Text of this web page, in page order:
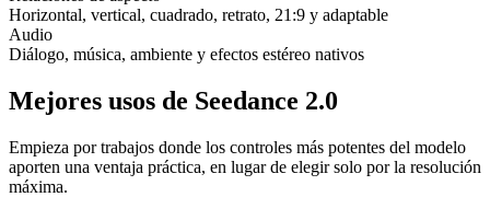
Horizontal, vertical, cuadrado, retrato, 21:9 y adaptable
Audio
Diálogo, música, ambiente y efectos estéreo nativos
Mejores usos de Seedance 2.0
Empieza por trabajos donde los controles más potentes del modelo
aporten una ventaja práctica, en lugar de elegir solo por la resolución
máxima.